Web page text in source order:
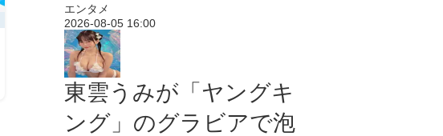
エンタメ
2026-08-05 16:00
東雲うみが「ヤングキ
ング」のグラビアで泡